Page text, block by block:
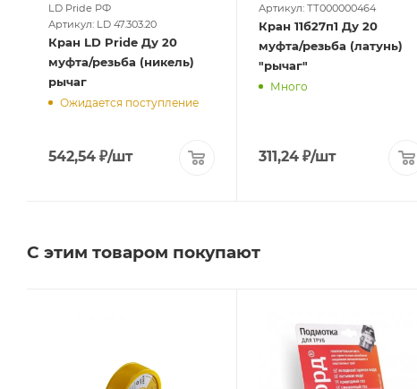
LD Pride РФ
Артикул: LD 47.303.20
Кран LD Pride Ду 20
муфта/резьба (никель)
рычаг
Ожидается поступление
542,54 ₽/шт
Артикул: ТТ000000464
Кран 11б27п1 Ду 20
муфта/резьба (латунь)
"рычаг"
Много
311,24₽/шт
С этим товаром покупают